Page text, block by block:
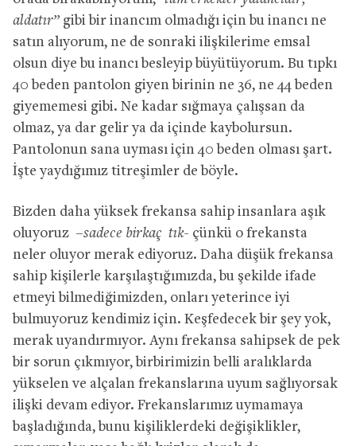
aldatır” gibi bir inancım olmadığı için bu inancı ne
satın alıyorum, ne de sonraki ilişkilerime emsal
olsun diye bu inancı besleyip büyütüyorum. Bu tıpkı
40 beden pantolon giyen birinin ne 36, ne 44 beden
giyememesi gibi. Ne kadar sığmaya çalışsan da
olmaz, ya dar gelir ya da içinde kaybolursun.
Pantolonun sana uyması için 40 beden olması şart.
İşte yaydığımız titreşimler de böyle.
Bizden daha yüksek frekansa sahip insanlara aşık
oluyoruz –sadece birkaç tık- çünkü o frekansta
neler oluyor merak ediyoruz. Daha düşük frekansa
sahip kişilerle karşılaştığımızda, bu şekilde ifade
etmeyi bilmediğimizden, onları yeterince iyi
bulmuyoruz kendimiz için. Keşfedecek bir şey yok,
merak uyandırmıyor. Aynı frekansa sahipsek de pek
bir sorun çıkmıyor, birbirimizin belli aralıklarda
yükselen ve alçalan frekanslarına uyum sağlıyorsak
ilişki devam ediyor. Frekanslarımız uymamaya
başladığında, bunu kişiliklerdeki değişiklikler,